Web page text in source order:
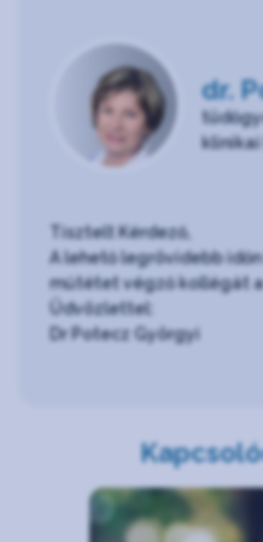
dr.
klinikai
Tisztelt Kérdező,
A lehető legrövidebb
műtétet végző kollégát
Üdvözlettel:
Dr Potecz Györgyi